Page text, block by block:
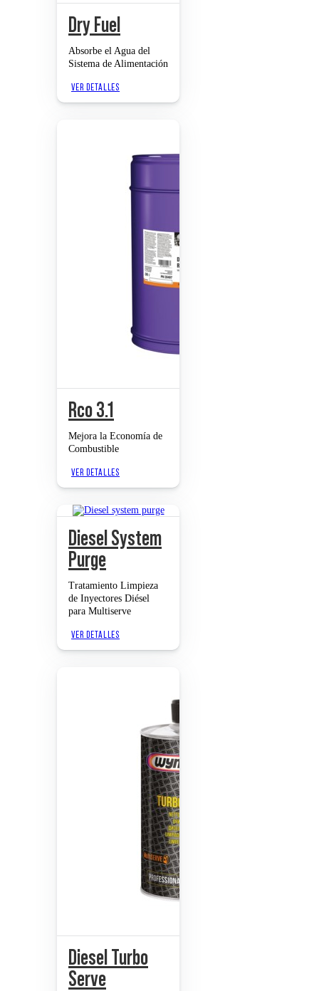
Dry Fuel
Absorbe el Agua del
Sistema de Alimentación
VER DETALLES
Rco 3.1
Mejora la Economía de
Combustible
VER DETALLES
Diesel System
Purge
Tratamiento Limpieza
de Inyectores Diésel
para Multiserve
VER DETALLES
Diesel Turbo
Serve